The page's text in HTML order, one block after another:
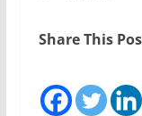
Share This